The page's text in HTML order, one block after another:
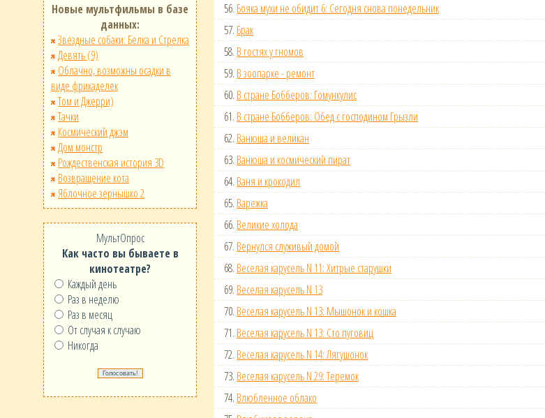
Новые мультфильмы в базе
данных:
Звёздные собаки: Белка и Стрелка
Девять (9)
Облачно, возможны осадки в
виде фрикаделек
Том и Джерри)
Тачки
Космический джэм
Дом монстр
Рождественская история 3D
Возвращение кота
Яблочное зернышко 2
МультОпрос
Как часто вы бываете в
кинотеатре?
Каждый день
Раз в неделю
Раз в месяц
От случая к случаю
Никогда
56. Бояка мухи не обидит 6: Сегодня снова понедельник
57. Брак
58. В гостях у гномов
59. В зоопарке - ремонт
60. В стране Бобберов: Гомункулис
61. В стране Бобберов: Обед с господином Грызли
62. Ванюша и великан
63. Ванюша и космический пират
64. Ваня и крокодил
65. Варежка
66. Великие холода
67. Вернулся служивый домой
68. Веселая карусель N 11: Хитрые старушки
69. Веселая карусель N 13
70. Веселая карусель N 13: Мышонок и кошка
71. Веселая карусель N 13: Сто пуговиц
72. Веселая карусель N 14: Лягушонок
73. Веселая карусель N 29: Теремок
74. Влюбленное облако